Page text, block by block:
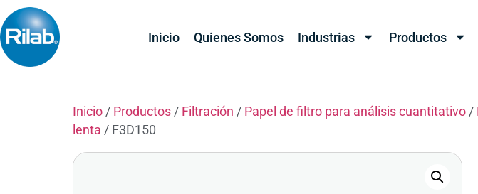
Inicio Quienes Somos Industrias Productos
Inicio / Productos / Filtración / Papel de filtro para análisis cuantitativo /
lenta / F3D150